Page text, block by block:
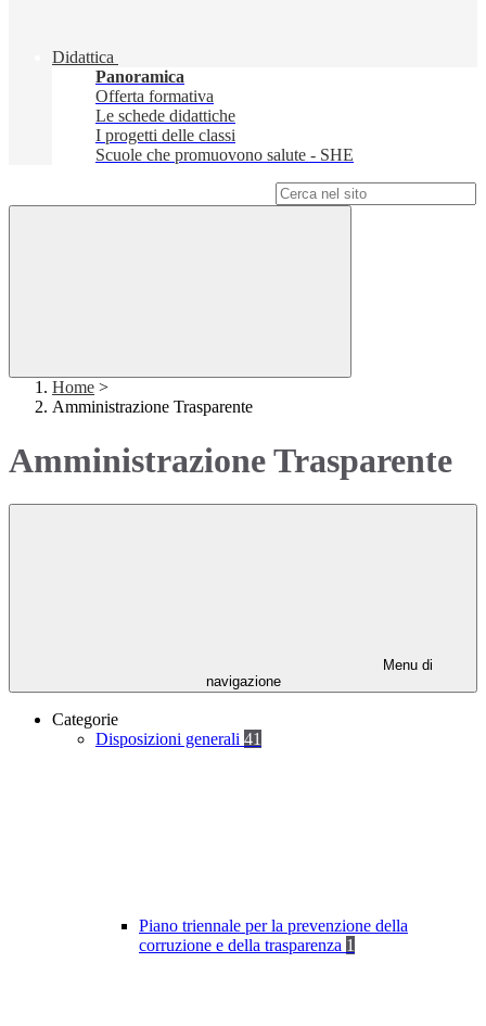
Didattica
Panoramica
Offerta formativa
Le schede didattiche
I progetti delle classi
Scuole che promuovono salute - SHE
Home >
Amministrazione Trasparente
Amministrazione Trasparente
Menu di
navigazione
Categorie
Disposizioni generali 41
Piano triennale per la prevenzione della
corruzione e della trasparenza 1